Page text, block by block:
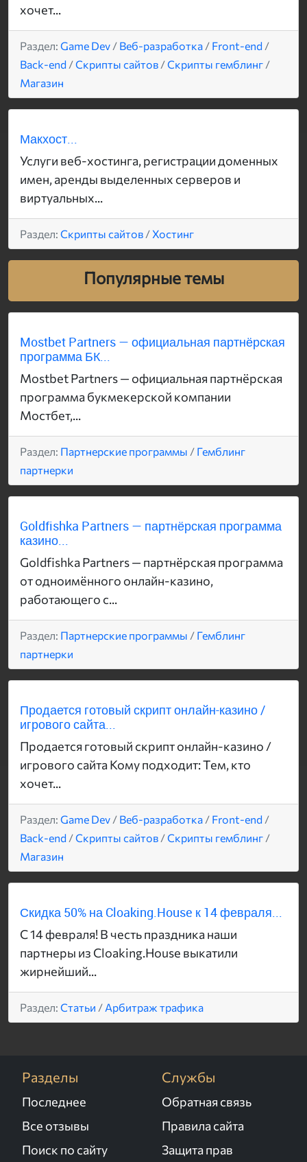
хочет...
Раздел: Game Dev / Веб-разработка / Front-end /
Back-end /Скрипты сайтов /Скрипты гемблинг /
Магазин
Макхост...
Услуги веб-хостинга, регистрации доменных
имен, аренды выделенных серверов и
виртуальных...
Раздел: Скрипты сайтов /Хостинг
Популярные темы
Mostbet Partners — официальная партнёрская
программа БК...
Mostbet Partners — официальная партнёрская
программа букмекерской компании
Мостбет,...
Раздел: Партнерские программы / Гемблинг
партнерки
Goldfishka Partners — партнёрская программа
казино...
Goldfishka Partners — партнёрская программа
от одноимённого онлайн-казино,
работающего с...
Раздел: Партнерские программы / Гемблинг
партнерки
Продается готовый скрипт онлайн-казино /
игрового сайта...
Продается готовый скрипт онлайн-казино /
игрового сайта Кому подходит: Тем, кто
хочет...
Раздел: Game Dev / Веб-разработка / Front-end /
Back-end /Скрипты сайтов /Скрипты гемблинг /
Магазин
Скидка 50% на Cloaking.House к 14 февраля...
С 14 февраля! В честь праздника наши
партнеры из Cloaking.House выкатили
жирнейший...
Раздел: Статьи / Арбитраж трафика
Разделы
Последнее
Все отзывы
Поиск по сайту
Службы
Обратная связь
Правила сайта
Защита прав